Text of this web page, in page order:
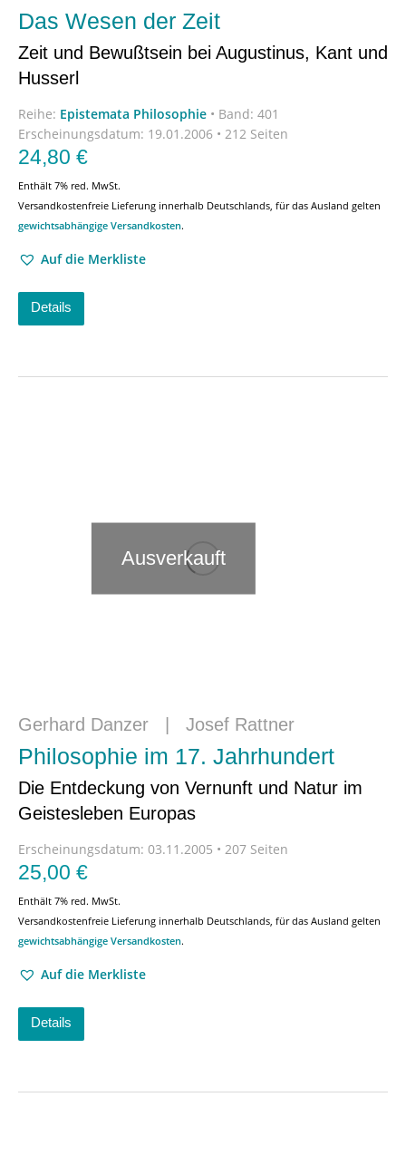
Das Wesen der Zeit
Zeit und Bewußtsein bei Augustinus, Kant und
Husserl
Reihe: Epistemata Philosophie • Band: 401
Erscheinungsdatum: 19.01.2006 • 212 Seiten
24,80 €
Enthält 7% red. MwSt.
Versandkostenfreie Lieferung innerhalb Deutschlands, für das Ausland gelten
gewichtsabhängige Versandkosten.
Auf die Merkliste
Details
Ausverkauft
Gerhard Danzer Josef Rattner
Philosophie im 17. Jahrhundert
Die Entdeckung von Vernunft und Natur im
Geistesleben Europas
Erscheinungsdatum: 03.11.2005 • 207 Seiten
25,00 €
Enthält 7% red. MwSt.
Versandkostenfreie Lieferung innerhalb Deutschlands, für das Ausland gelten
gewichtsabhängige Versandkosten.
Auf die Merkliste
Details